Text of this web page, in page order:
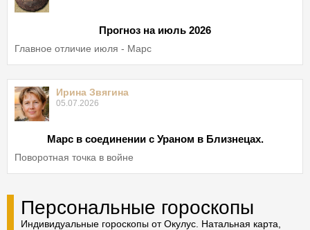
Прогноз на июль 2026
Главное отличие июля - Марс
Ирина Звягина
05.07.2026
Марс в соединении с Ураном в Близнецах.
Поворотная точка в войне
Персональные гороскопы
Индивидуальные гороскопы от Окулус. Натальная карта,